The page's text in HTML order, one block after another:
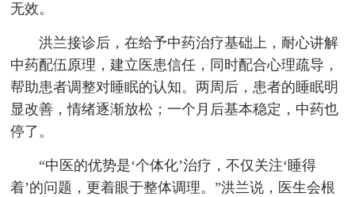
无效。
洪兰接诊后，在给予中药治疗基础上，耐心讲解
中药配伍原理，建立医患信任，同时配合心理疏导，
帮助患者调整对睡眠的认知。两周后，患者的睡眠明
显改善，情绪逐渐放松；一个月后基本稳定，中药也
停了。
“中医的优势是‘个体化’治疗，不仅关注‘睡得
着’的问题，更着眼于整体调理。”洪兰说，医生会根